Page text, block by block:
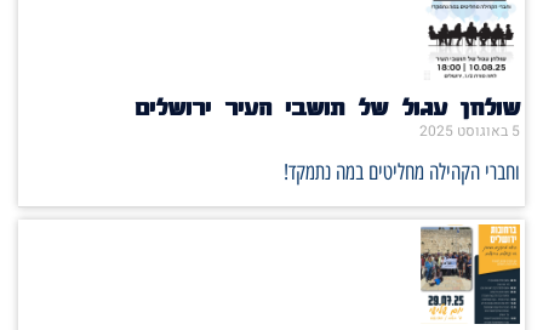
שולחן עגול של תושבי העיר ירושלים
5 באוגוסט 2025
וחברי הקהילה מחליטים במה נתמקד!